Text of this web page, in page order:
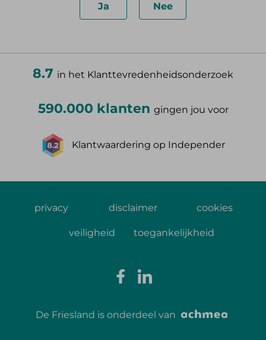
Ja Nee
8.7 in het Klanttevredenheidsonderzoek
590.000 klanten gingen jou voor
Klantwaardering op Independer
privacy disclaimer cookies
veiligheid toegankelijkheid
De Friesland is onderdeel van